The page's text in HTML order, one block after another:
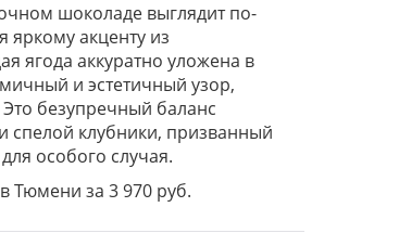
шоколаде выглядит по-
акценту из
ягода аккуратно уложена в
и эстетичный узор,
безупречный баланс
спелой клубники, призванный
особого случая.
Тюмени за 3 970 руб.